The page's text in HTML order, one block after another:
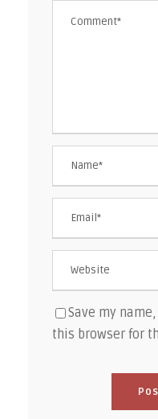
Save my
this browser for